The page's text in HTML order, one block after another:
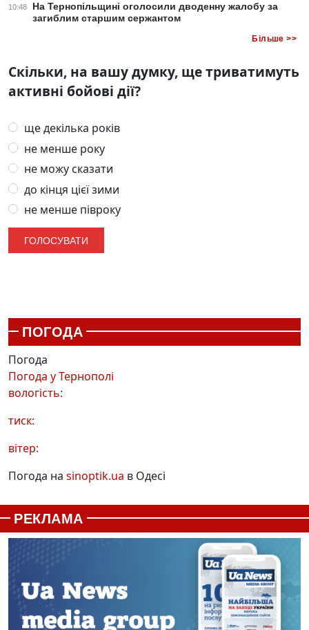
10:48
На Тернопільщині оголосили дводенну жалобу за
загиблим старшим сержантом
Більше >>
Скільки, на вашу думку, ще триватимуть
активні бойові дії?
ще декілька років
не менше року
не можу сказати
до кінця цієї зими
не менше півроку
ПОГОДА
Погода
Погода уТернополі
вологість:
тиск:
вітер:
Погода на sinoptik.ua в Одесі
РЕКЛАМА